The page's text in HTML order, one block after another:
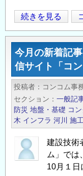
土
木
学
会
2025
年
10
月
新
刊
の
続きを見る
今月の新着記
信サイト「コ
投稿者 コンコム事
セクション
一般記
防災 地盤・基礎 コ
木 インフラ 河川 施工
建設技術
ム」では、
10月１日